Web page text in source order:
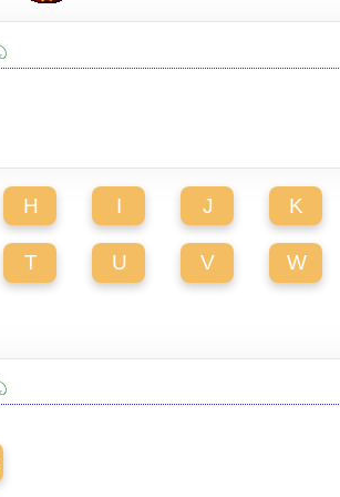
H I J K
T U V W